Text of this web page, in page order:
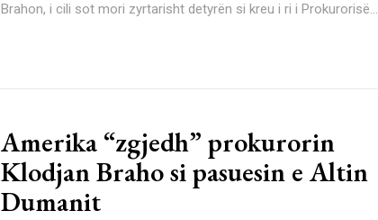
Brahon, i cili sot mori zyrtarisht detyrën si kreu i ri i Prokurorisë...
Amerika “zgjedh” prokurorin
Klodjan Braho si pasuesin e Altin
Dumanit